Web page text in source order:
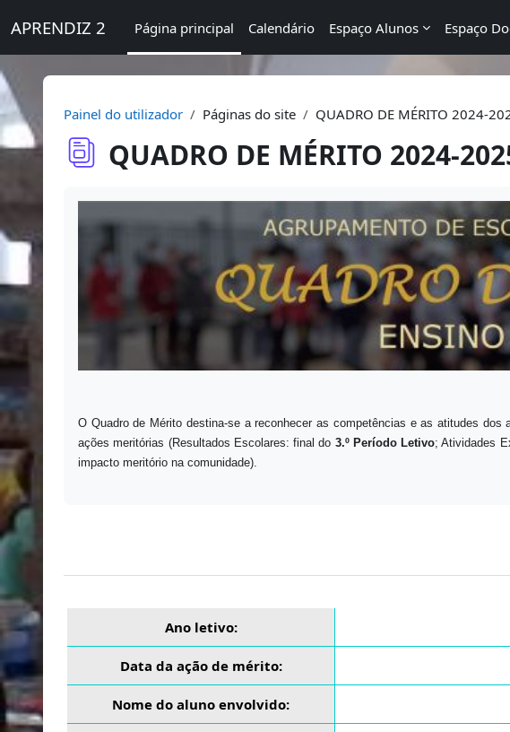
APRENDIZ 2 Página principal Calendário Espaço Alunos Espaço
Painel do utilizador Páginas do site QUADRO DE MÉRITO 2024-
QUADRO DE MÉRITO 2024-
O Quadro de Mérito destina-se a reconhecer as competências e as atitudes
ações meritórias (Resultados Escolares: final do 3.º Período Letivo; Atividades
impacto meritório na comunidade).
Ano letivo:
Data da ação de mérito:
Nome do aluno envolvido: